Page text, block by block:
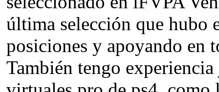
última selección que hubo
posiciones y apoyando en
También tengo